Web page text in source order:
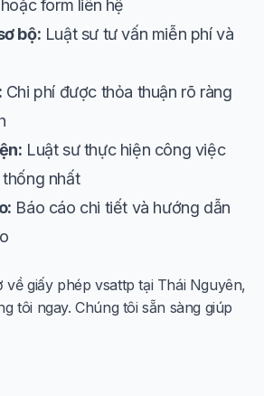
form liên hệ
bộ: Luật sư tư vấn miễn phí và
Chi phí được thỏa thuận rõ ràng
Luật sư thực hiện công việc
nhất
Báo cáo chi tiết và hướng dẫn
giấy phép vsattp tại Thái Nguyên,
tôi ngay. Chúng tôi sẵn sàng giúp